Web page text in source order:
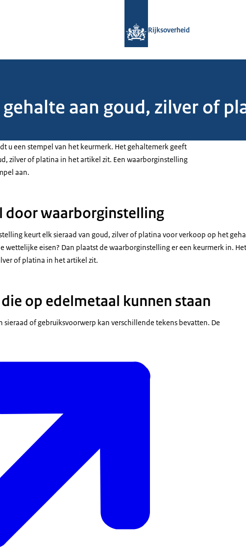
Rijksoverheid
aan goud, zilver of
u een stempel van het keurmerk. Het gehaltemerk geeft
zilver of platina in het artikel zit. Een waarborginstelling
aan.
door waarborginstelling
keurt elk sieraad van goud, zilver of platina voor verkoop op het
wettelijke eisen? Dan plaatst de waarborginstelling er een keurmerk in.
of platina in het artikel zit.
op edelmetaal kunnen staan
sieraad of gebruiksvoorwerp kan verschillende tekens bevatten. De